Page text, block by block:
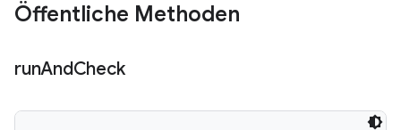
Öffentliche Methoden
runAndCheck